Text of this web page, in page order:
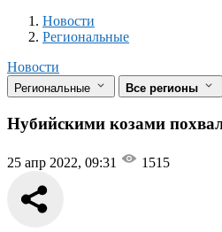
Новости
Разделы
Новости
Региональные
Новости
Региональные Все регионы
Нубийскими козами
25 апр 2022, 09:31 1515